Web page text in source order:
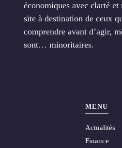
économiques avec clarté
site à destination de ceux
comprendre avant d’agir,
sont… minoritaires.
MENU
Actualités
Finance